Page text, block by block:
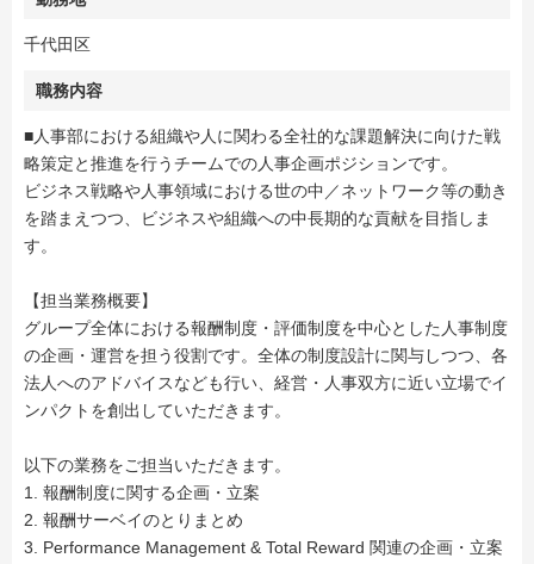
千代田区
職務内容
■人事部における組織や人に関わる全社的な課題解決に向けた戦
略策定と推進を行うチームでの人事企画ポジションです。
ビジネス戦略や人事領域における世の中／ネットワーク等の動き
を踏まえつつ、ビジネスや組織への中長期的な貢献を目指しま
す。
【担当業務概要】
グループ全体における報酬制度・評価制度を中心とした人事制度
の企画・運営を担う役割です。全体の制度設計に関与しつつ、各
法人へのアドバイスなども行い、経営・人事双方に近い立場でイ
ンパクトを創出していただきます。
以下の業務をご担当いただきます。
1. 報酬制度に関する企画・立案
2. 報酬サーベイのとりまとめ
3. Performance Management & Total Reward 関連の企画・立案